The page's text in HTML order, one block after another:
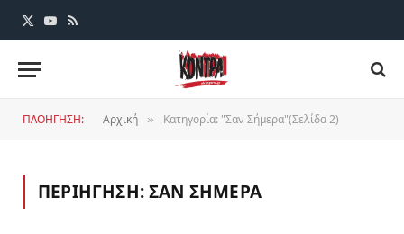
X
YouTube
RSS
ΠΛΟΗΓΗΣΗ: Αρχική » Κατηγορία: "Σαν Σήμερα"(Σελίδα 2)
ΠΕΡΙΗΓΗΣΗ:ΣΑΝ ΣΗΜΕΡΑ